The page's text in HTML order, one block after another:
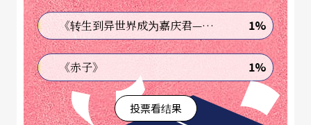
五名舞者在简单的舞台上旋转、翻滚、跳跃，呈现
出来的活力嘻哈街舞有接续韵律感。每个舞者各自
有一段台词，叙述小时候的经验，内容没一定原
则：与父亲的经验，亚洲母亲的训词，或从小就矮
《转生到异世界成为嘉庆君—发现我的祖先是诈骗集团!?》 1%
《赤子》 1%
投票看结果